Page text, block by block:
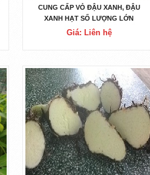
CUNG CẤP VỎ ĐẬU XANH, ĐẬU
XANH HẠT SỐ LƯỢNG LỚN
0937392133 MS.HẰNG
Giá: Liên hệ